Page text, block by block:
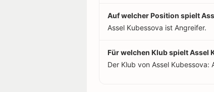
Auf welcher Position spielt
Assel Kubessova ist Angreifer.
Für welchen Klub spielt Assel
Der Klub von Assel Kubessova: